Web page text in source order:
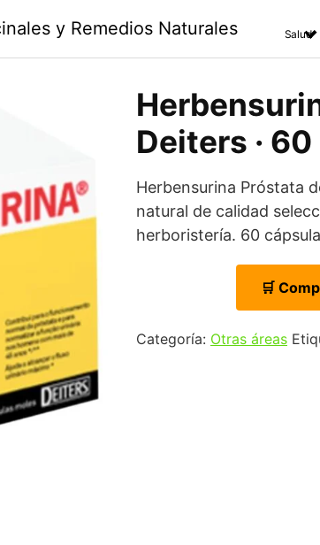
y Remedios Naturales Salud
Deiters ·
Herbensurina Próstata
natural de calidad
herboristería. 60
🛒
Categoría: Otras áreas